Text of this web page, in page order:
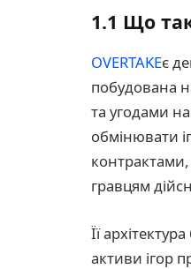
1.1 Що
OVERTAKEє
побудована
та угодами
обмінювати
контрактами,
гравцям
Її
активи ігор